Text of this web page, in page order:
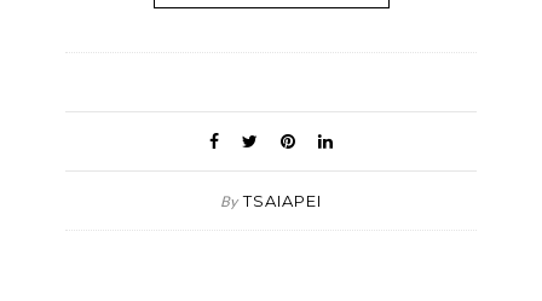
By TSAIAPEI